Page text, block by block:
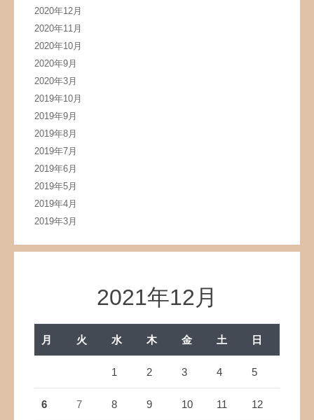
2020年12月
2020年11月
2020年10月
2020年9月
2020年3月
2019年10月
2019年9月
2019年8月
2019年7月
2019年6月
2019年5月
2019年4月
2019年3月
2021年12月
月 火 水 木 金 土 日
1 2 3 4 5
6 7 8 9 10 11 12